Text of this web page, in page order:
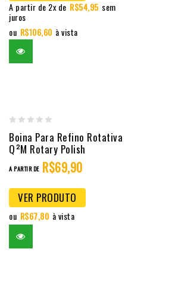
A partir de 2x de R$54,95 sem
juros
ou R$106,60 à vista
out
Boina Para Refino Rotativa
Q²M Rotary Polish
A PARTIR DE R$69,90
VER PRODUTO
ou R$67,80 à vista